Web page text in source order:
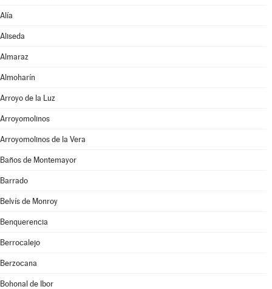
Alía
Aliseda
Almaraz
Almoharín
Arroyo de la Luz
Arroyomolinos
Arroyomolinos de la Vera
Baños de Montemayor
Barrado
Belvís de Monroy
Benquerencia
Berrocalejo
Berzocana
Bohonal de Ibor